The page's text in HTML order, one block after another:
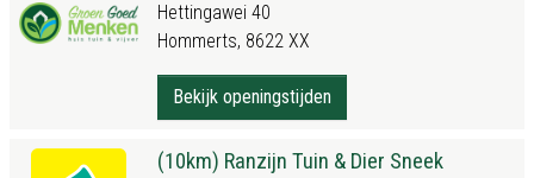
Hettingawei 40
Hommerts, 8622 XX
Bekijk openingstijden
(10km) Ranzijn Tuin & Dier Sneek